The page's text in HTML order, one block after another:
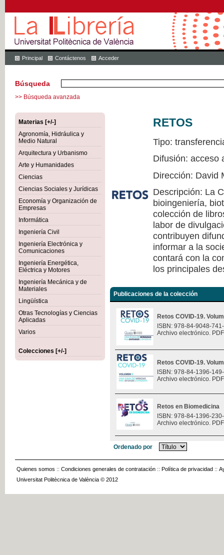
Principal Contáctenos Acceder
Búsqueda
>> Búsqueda avanzada
Materias [+/-]
Agronomía, Hidráulica y
Medio Natural
Arquitectura y Urbanismo
Arte y Humanidades
Ciencias
Ciencias Sociales y Jurídicas
Economía y Organización de
Empresas
Informática
Ingeniería Civil
Ingeniería Electrónica y
Comunicaciones
Ingeniería Energética,
Eléctrica y Motores
Ingeniería Mecánica y de
Materiales
Lingüística
Otras Tecnologías y Ciencias
Aplicadas
Varios
Colecciones [+/-]
RETOS
Tipo:
Difusión: acceso
Dirección: David
Descripción: La
bioingeniería,
colección de
labor de
contribuyen
informar a la
contará con la
los principales
Publicaciones de la colección
Retos COVID-19.
ISBN: 978-84-9048-
Archivo electrónico.
Retos COVID-19.
ISBN: 978-84-1396-
Archivo electrónico.
Retos en Biomedicina
ISBN: 978-84-1396-
Archivo electrónico.
Ordenado por
Quienes somos :: Condiciones generales de contratación :: Política de privacidad ::
Universitat Politècnica de València © 2012